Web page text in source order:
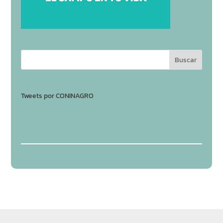
Tweets por CONINAGRO